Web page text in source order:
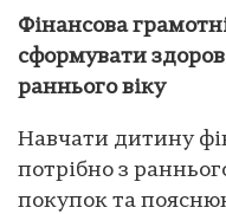
Фінансова
сформувати
раннього віку
Навчати дитину
потрібно з
покупок та